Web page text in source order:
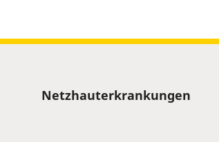
Sitemap
Netzhauterkrankungen